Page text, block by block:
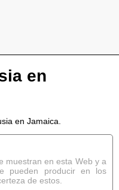
en
en Jamaica.
muestran en esta Web y a
pueden producir en los
de estos.